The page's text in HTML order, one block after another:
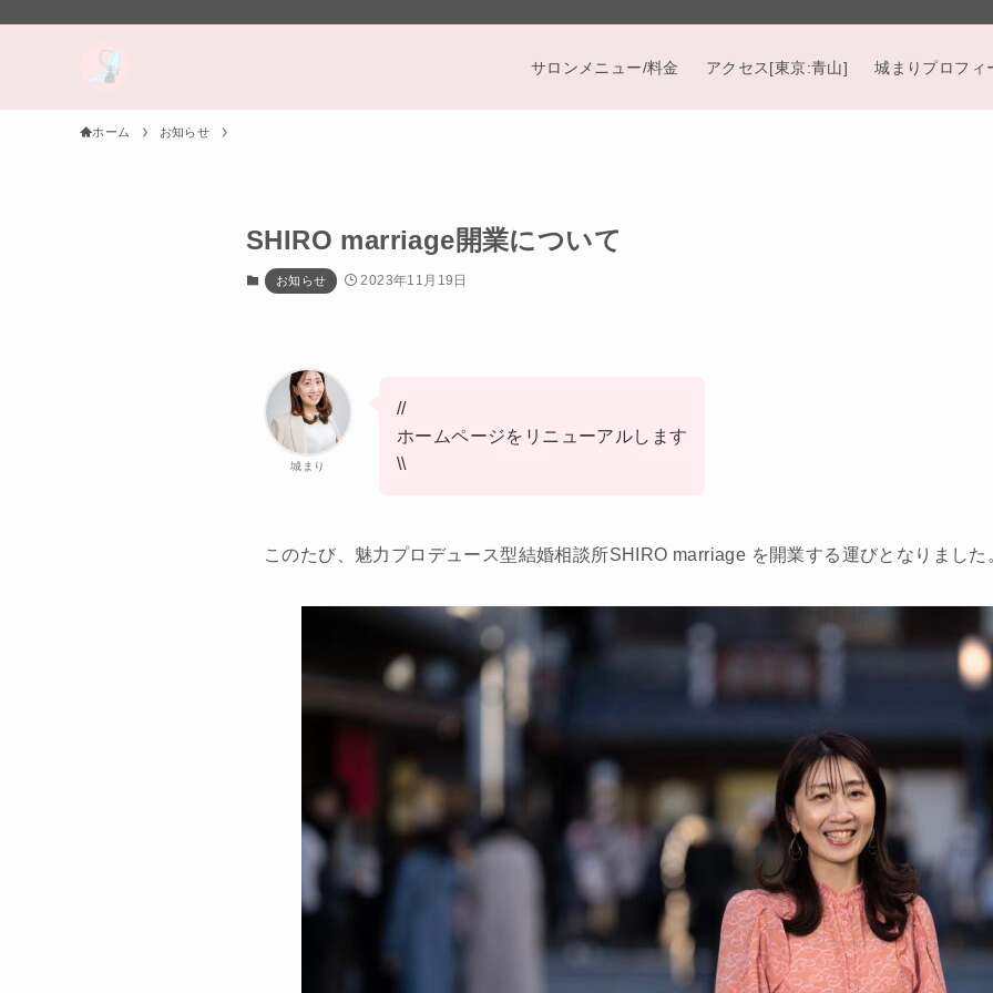
サロンメニュー/料金 アクセス[東京:青山] 城まりプロフィ
ホーム お知らせ
SHIRO marriage開業について
お知らせ 2023年11月19日
城まり
//
ホームページをリニューアルします
\\
このたび、魅力プロデュース型結婚相談所SHIRO marriage を開業する運びとなりました